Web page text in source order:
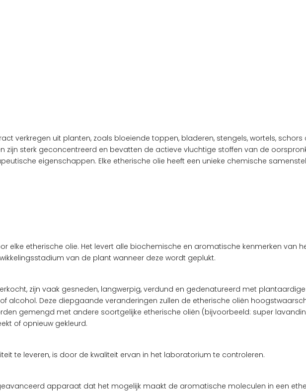
verkregen uit planten, zoals bloeiende toppen, bladeren, stengels, wortels,
zijn sterk geconcentreerd en bevatten de actieve vluchtige stoffen van de
eigenschappen. Elke etherische olie heeft een unieke chemische
elke etherische olie. Het levert alle biochemische en aromatische kenmerken van
van de plant wanneer deze wordt geplukt.
zijn vaak gesneden, langwerpig, verdund en gedenatureerd met
alcohol. Deze diepgaande veranderingen zullen de etherische oliën
gemengd met andere soortgelijke etherische oliën (bijvoorbeeld: super
of opnieuw gekleurd.
te leveren, is door de kwaliteit ervan in het laboratorium te controleren.
apparaat dat het mogelijk maakt de aromatische moleculen in een